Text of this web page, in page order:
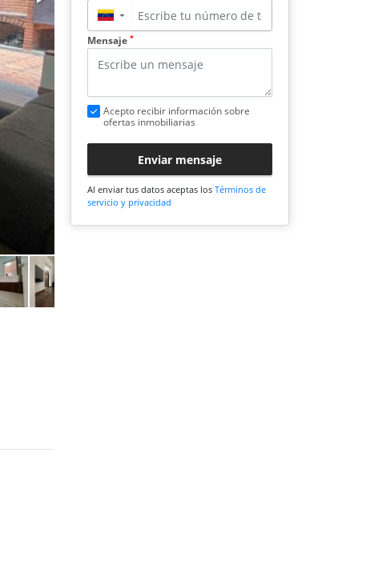
▼
Mensaje *
Acepto recibir información sobre
ofertas inmobiliarias
Enviar mensaje
Al enviar tus datos aceptas los Términos de
servicio y privacidad